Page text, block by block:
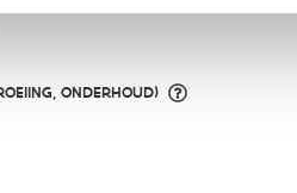
ONDERHOUD)